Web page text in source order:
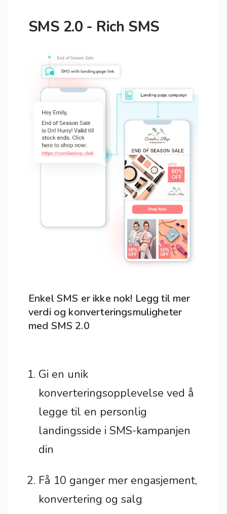
SMS 2.0 - Rich SMS
Enkel SMS er ikke nok! Legg til mer
verdi og konverteringsmuligheter
med SMS 2.0
Gi en unik
konverteringsopplevelse ved å
legge til en personlig
landingsside i SMS-kampanjen
din
Få 10 ganger mer engasjement,
konvertering og salg